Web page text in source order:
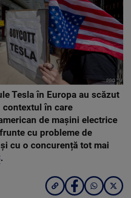
PRO TV
Tesla în Europa au scăzut
în care
de mașini electrice
cu probleme de
cu o concurență tot mai
.